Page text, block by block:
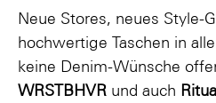
Neue Stores, neues Style-
hochwertige Taschen in
keine Denim-Wünsche
WRSTBHVR und auch